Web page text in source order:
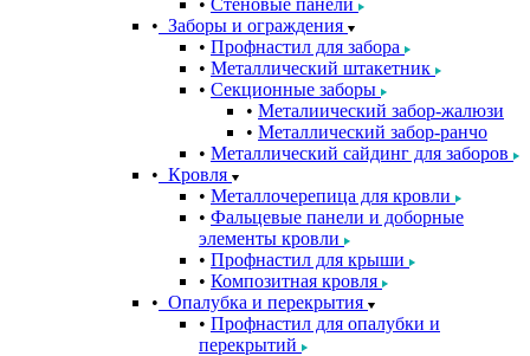
Стеновые панели
Заборы и ограждения
Профнастил для забора
Металлический штакетник
Секционные заборы
Металиический забор-жалюзи
Металлический забор-ранчо
Металлический сайдинг для заборов
Кровля
Металлочерепица для кровли
Фальцевые панели и доборные
элементы кровли
Профнастил для крыши
Композитная кровля
Опалубка и перекрытия
Профнастил для опалубки и
перекрытий